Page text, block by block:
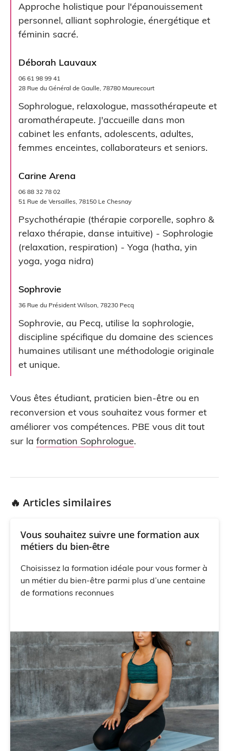
Approche holistique pour l'épanouissement
personnel, alliant sophrologie, énergétique et
féminin sacré.
Déborah Lauvaux
06 61 98 99 41
28 Rue du Général de Gaulle, 78780 Maurecourt
Sophrologue, relaxologue, massothérapeute et
aromathérapeute. J'accueille dans mon
cabinet les enfants, adolescents, adultes,
femmes enceintes, collaborateurs et seniors.
Carine Arena
06 88 32 78 02
51 Rue de Versailles, 78150 Le Chesnay
Psychothérapie (thérapie corporelle, sophro &
relaxo thérapie, danse intuitive) - Sophrologie
(relaxation, respiration) - Yoga (hatha, yin
yoga, yoga nidra)
Sophrovie
36 Rue du Président Wilson, 78230 Pecq
Sophrovie, au Pecq, utilise la sophrologie,
discipline spécifique du domaine des sciences
humaines utilisant une méthodologie originale
et unique.
Vous êtes étudiant, praticien bien-être ou en
reconversion et vous souhaitez vous former et
améliorer vos compétences. PBE vous dit tout
sur la formation Sophrologue.
🔥 Articles similaires
Vous souhaitez suivre une formation aux
métiers du bien-être
Choisissez la formation idéale pour vous former à
un métier du bien-être parmi plus d’une centaine
de formations reconnues